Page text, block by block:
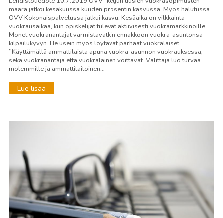
määrä jatkoi kesäkuussa kuuden prosentin kasvussa. Myös halutussa
OVV Kokonaispalvelussa jatkui kasvu. Kesäaika on vilkkainta
vuokrausaikaa, kun opiskelijat tulevat aktiivisesti vuokramarkkinoille.
Monet vuokranantajat varmistavatkin ennakkoon vuokra-asuntonsa
kilpailukyvyn. He usein myös löytävät parhaat vuokralaiset.
’’Käyttämällä ammattilaista apuna vuokra-asunnon vuokrauksessa,
sekä vuokranantaja että vuokralainen voittavat. Välittäjä luo turvaa
molemmille ja ammattitaitoinen…
Lue lisää